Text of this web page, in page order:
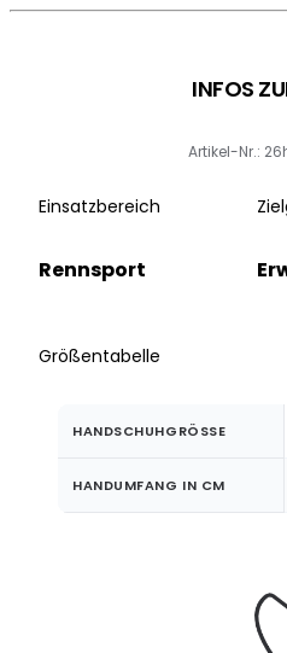
INFOS
Artikel-Nr.:
Einsatzbereich
Rennsport
Größentabelle
HANDSCHUHGRÖSSE
HANDUMFANG IN CM